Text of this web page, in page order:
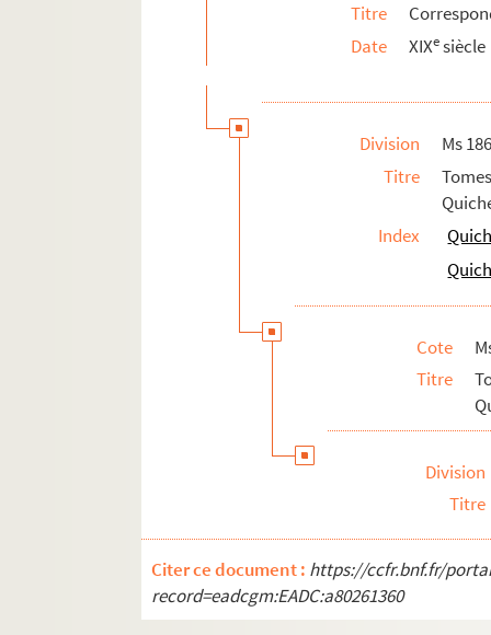
198v. 198 v°
200v. 200 v°
201. 201
203. 203
203v. 203 v°
Titre
Date
XIXesiècle
Division
Ms
Titre
Index
Cote
Titre
Division
Titre
Citer ce document : https://ccfr.bnf.fr/
record=eadcgm:EADC:a80261360